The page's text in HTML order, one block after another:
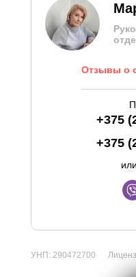
Отзывы о
+375
+375
УНП: 290472700